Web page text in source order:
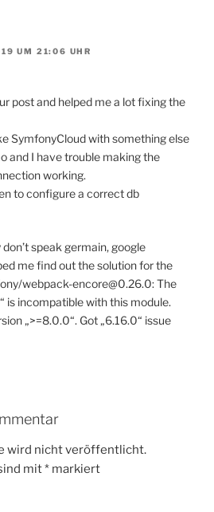
UM 21:06 UHR
post and helped me a lot fixing the
SymfonyCloud with something else
and I have trouble making the
working.
to configure a correct db
don’t speak germain, google
me find out the solution for the
webpack-encore@0.26.0: The
is incompatible with this module.
„>=8.0.0“. Got „6.16.0“ issue
wird nicht veröffentlicht.
mit* markiert